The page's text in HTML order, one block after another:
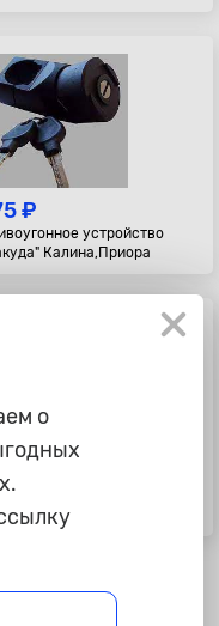
₽
устройство
Калина,Приора
с логотипом, цветная
о